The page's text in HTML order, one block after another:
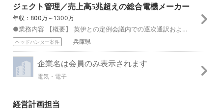
ジェクト管理／売上高5兆超えの総合電機メーカー
年収：800万～1300万
●業務内容 【概要】 英伊との定例会議内での逐次通訳およびプロジェクト管理業務 【詳細】 ①通訳業務 日英伊3カ国会議（リモート会議週1回、対面出張会議2か...
ヘッドハンター案件 兵庫県
企業名は会員のみ表示されます
電気・電子
経営計画担当